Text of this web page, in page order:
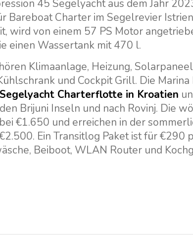
45 Segelyacht aus dem Jahr
Bareboat Charter im Segelrevier
wird von einem 57 PS Motor
einen Wassertank mit 470 l.
Klimaanlage, Heizung,
und Cockpit Grill. Die
Segelyacht Charterflotte in Kroatien
Brijuni Inseln und nach Rovinj. Die
€1.650 und erreichen in der
Ein Transitlog Paket ist für €290
Beiboot, WLAN Router und